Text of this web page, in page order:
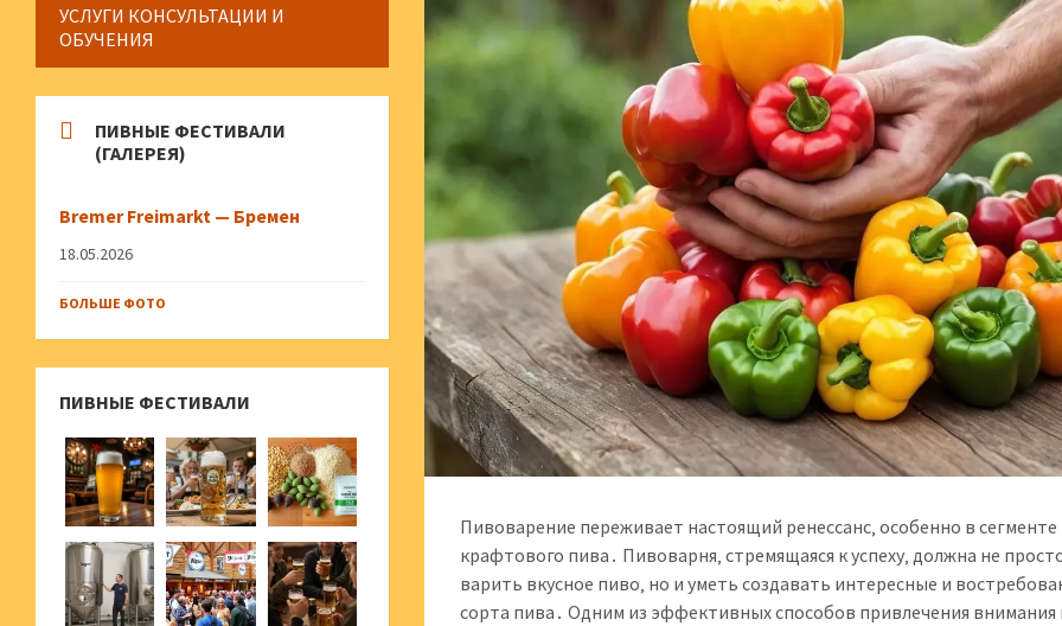
Пивоварение переживает настоящий ренессанс‚ особенно в сегменте
крафтового пива․ Пивоварня‚ стремящаяся к успеху‚ должна не
варить вкусное пиво‚ но и уметь создавать интересные и
сорта пива․ Одним из эффективных способов привлечения внимания
УСЛУГИ КОНСУЛЬТАЦИИ И
ОБУЧЕНИЯ
ПИВНЫЕ ФЕСТИВАЛИ
(ГАЛЕРЕЯ)
Bremer Freimarkt — Бремен
18.05.2026
БОЛЬШЕ ФОТО
ПИВНЫЕ ФЕСТИВАЛИ